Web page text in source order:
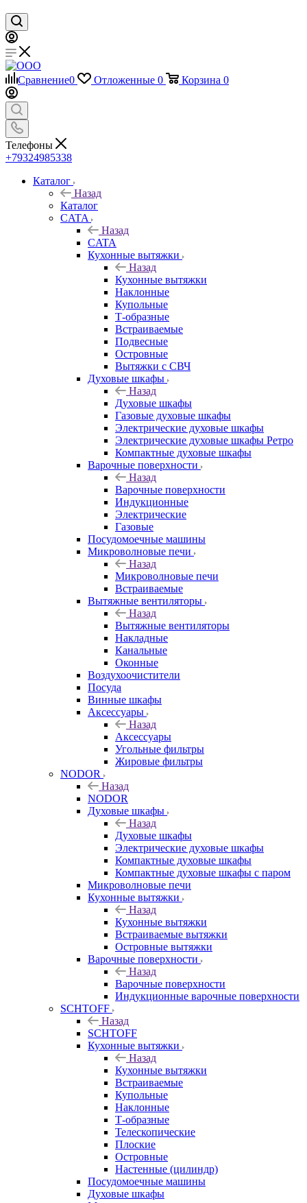
Сравнение0 Отложенные 0 Корзина 0
Телефоны
+79324985338
Каталог
Назад
Каталог
CATA
Назад
CATA
Кухонные вытяжки
Назад
Кухонные вытяжки
Наклонные
Купольные
Т-образные
Встраиваемые
Подвесные
Островные
Вытяжки с СВЧ
Духовые шкафы
Назад
Духовые шкафы
Газовые духовые шкафы
Электрические духовые шкафы
Электрические духовые шкафы Ретро
Компактные духовые шкафы
Варочные поверхности
Назад
Варочные поверхности
Индукционные
Электрические
Газовые
Посудомоечные машины
Микроволновые печи
Назад
Микроволновые печи
Встраиваемые
Вытяжные вентиляторы
Назад
Вытяжные вентиляторы
Накладные
Канальные
Оконные
Воздухоочистители
Посуда
Винные шкафы
Аксессуары
Назад
Аксессуары
Угольные фильтры
Жировые фильтры
NODOR
Назад
NODOR
Духовые шкафы
Назад
Духовые шкафы
Электрические духовые шкафы
Компактные духовые шкафы
Компактные духовые шкафы с паром
Микроволновые печи
Кухонные вытяжки
Назад
Кухонные вытяжки
Встраиваемые вытяжки
Островные вытяжки
Варочные поверхности
Назад
Варочные поверхности
Индукционные варочные поверхности
SCHTOFF
Назад
SCHTOFF
Кухонные вытяжки
Назад
Кухонные вытяжки
Встраиваемые
Купольные
Наклонные
Т-образные
Телескопические
Плоские
Островные
Настенные (цилиндр)
Посудомоечные машины
Духовые шкафы